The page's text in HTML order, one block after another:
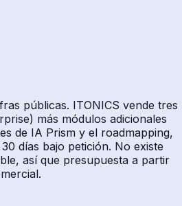
públicas. ITONICS vende tres
más módulos adicionales
de IA Prism y el roadmapping,
días bajo petición. No existe
así que presupuesta a partir